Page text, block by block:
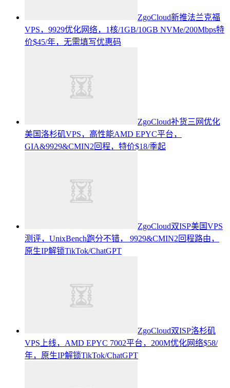
ZgoCloud新推法兰克福
VPS，9929优化网络，1核/1GB/10GB NVMe/200Mbps特
价$45/年，无需填写优惠码
ZgoCloud补货三网优化
美国洛杉矶VPS，高性能AMD EPYC平台，
GIA&9929&CMIN2回程，特价$18/季起
ZgoCloud双ISP美国VPS
测评，UnixBench跑分不错， 9929&CMIN2回程路由，
原生IP解锁TikTok/ChatGPT
ZgoCloud双ISP洛杉矶
VPS上线，AMD EPYC 7002平台，200M优化网络$58/
年，原生IP解锁TikTok/ChatGPT